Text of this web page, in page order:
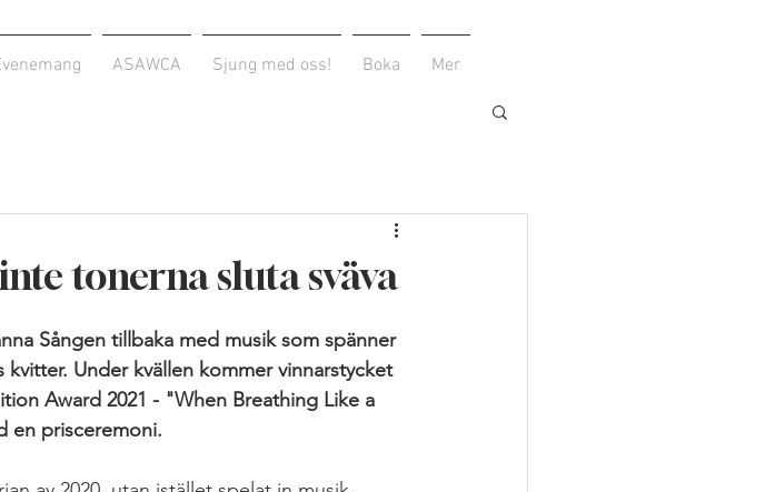
ASAWCA Sjung med oss! Boka Mer
tonerna sluta sväva
Sången tillbaka med musik som spänner
Under kvällen kommer vinnarstycket
Award 2021 - "When Breathing Like a
en prisceremoni.